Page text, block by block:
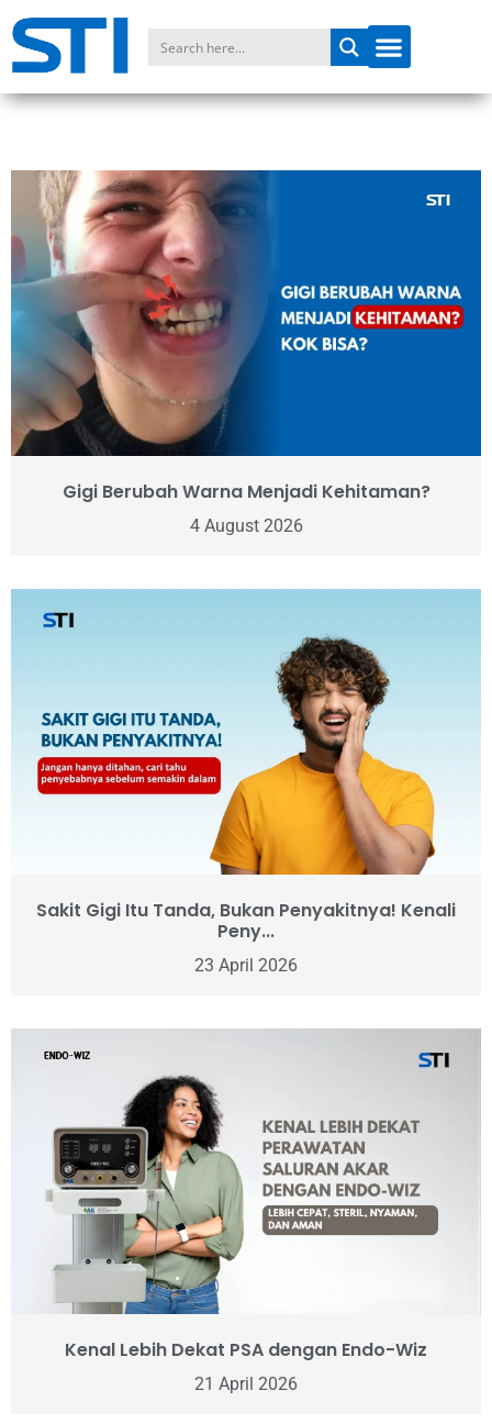
Gigi Berubah Warna Menjadi Kehitaman?
4 August 2026
Sakit Gigi Itu Tanda, Bukan Penyakitnya! Kenali
Peny...
23 April 2026
Kenal Lebih Dekat PSA dengan Endo-Wiz
21 April 2026